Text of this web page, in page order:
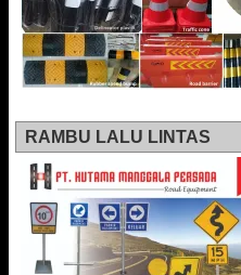
RAMBU LALU LINTAS